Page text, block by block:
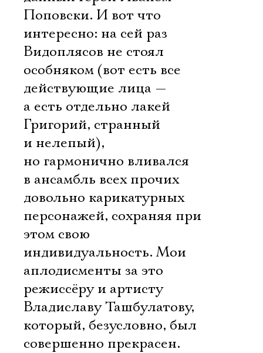
Поповски. И вот что
интересно: на сей раз
Видоплясов не стоял
особняком (вот есть все
действующие лица —
а есть отдельно лакей
Григорий, странный
и нелепый),
но гармонично вливался
в ансамбль всех прочих
довольно карикатурных
персонажей, сохраняя при
этом свою
индивидуальность. Мои
аплодисменты за это
режиссёру и артисту
Владиславу Ташбулатову,
который, безусловно, был
совершенно прекрасен.